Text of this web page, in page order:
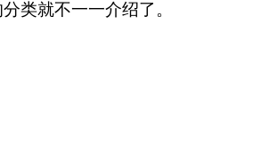
类就不一一介绍了。